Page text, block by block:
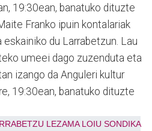
19:30ean, banatuko dituzte
Franko ipuin kontalariak
du Larrabetzun. Lau
umeei dago zuzenduta eta
izango da Anguleri kultur
19:30ean, banatuko dituzte
LEZAMA LOIU SONDIKA